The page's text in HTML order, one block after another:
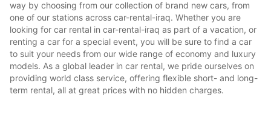
way by choosing from our collection of brand new cars, from
one of our stations across car-rental-iraq. Whether you are
looking for car rental in car-rental-iraq as part of a vacation, or
renting a car for a special event, you will be sure to find a car
to suit your needs from our wide range of economy and luxury
models. As a global leader in car rental, we pride ourselves on
providing world class service, offering flexible short- and long-
term rental, all at great prices with no hidden charges.